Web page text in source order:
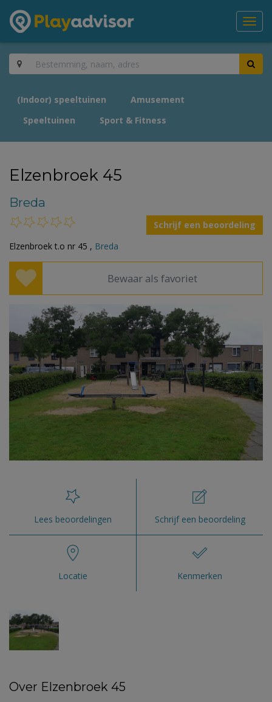
(Indoor) speeltuinen
Amusement
Speeltuinen
Sport & Fitness
Elzenbroek 45
Breda
Schrijf een beoordeling
Elzenbroek t.o nr 45 , Breda
Bewaar als favoriet
Lees beoordelingen Schrijf een beoordeling
Locatie Kenmerken
Over Elzenbroek 45